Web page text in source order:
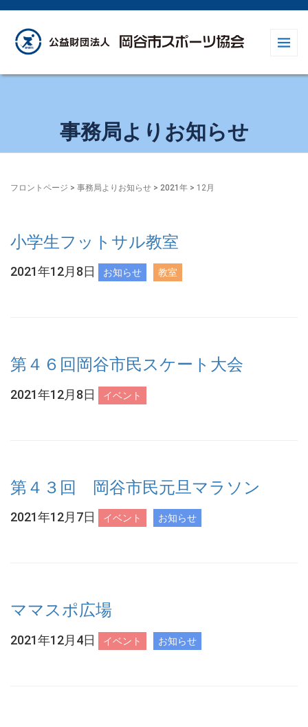
事務局よりお知らせ
フロントページ > 事務局よりお知らせ > 2021年 > 12月
小学生フットサル教室
2021年12月8日 お知らせ 教室
第４６回岡谷市民スケート大会
2021年12月8日 イベント
第４３回 岡谷市民元旦マラソン
2021年12月7日 イベント お知らせ
ママスポ広場
2021年12月4日 イベント お知らせ